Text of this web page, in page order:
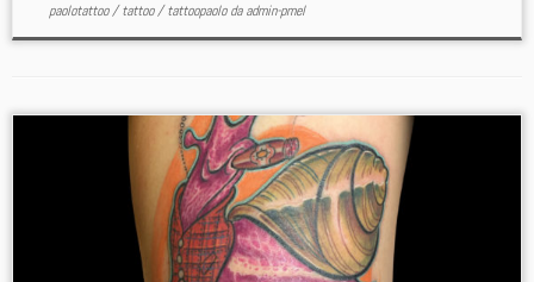
paolotattoo/tattoo/tattoopaolodaadmin-pmel